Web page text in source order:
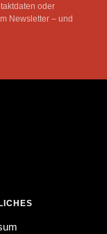
oder
Newsletter – und